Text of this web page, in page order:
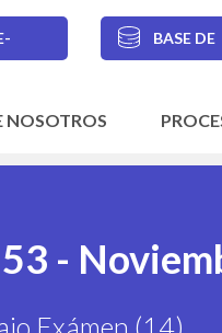
BASE DE
NOSOTROS
-
Exámen (14)